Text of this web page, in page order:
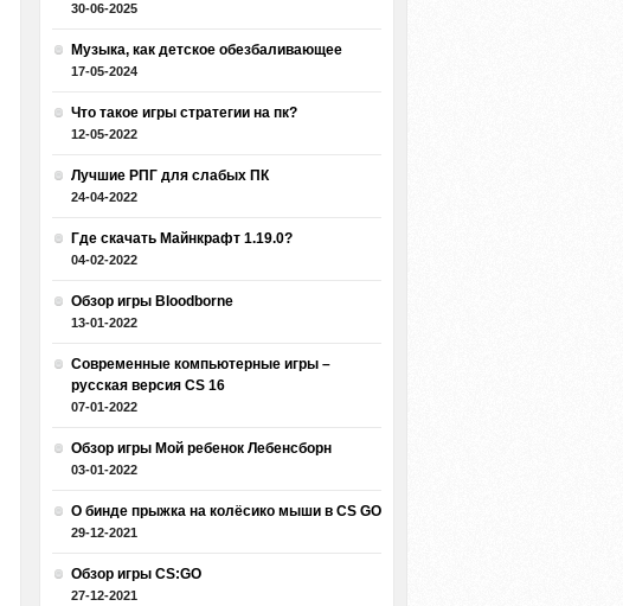
30-06-2025
Музыка, как детское обезбаливающее
17-05-2024
Что такое игры стратегии на пк?
12-05-2022
Лучшие РПГ для слабых ПК
24-04-2022
Где скачать Майнкрафт 1.19.0?
04-02-2022
Обзор игры Bloodborne
13-01-2022
Современные компьютерные игры –
русская версия CS 16
07-01-2022
Обзор игры Мой ребенок Лебенсборн
03-01-2022
О бинде прыжка на колёсико мыши в CS GO
29-12-2021
Обзор игры CS:GO
27-12-2021